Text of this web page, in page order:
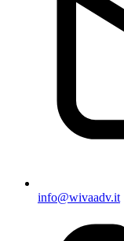
info@wivaadv.it